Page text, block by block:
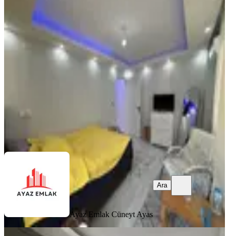
Zafer Mahallesi Satılık Kapalı Mutfak
Bergama, Zafer Mahallesi
1+1
49 m²·Kot 1 06.08.2026
3.000.000 ₺
Ayaz Emlak Cüneyt Ayas
Ara